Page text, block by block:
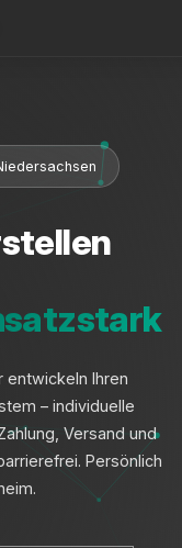
entwickeln Ihren
– individuelle
Versand und
Persönlich